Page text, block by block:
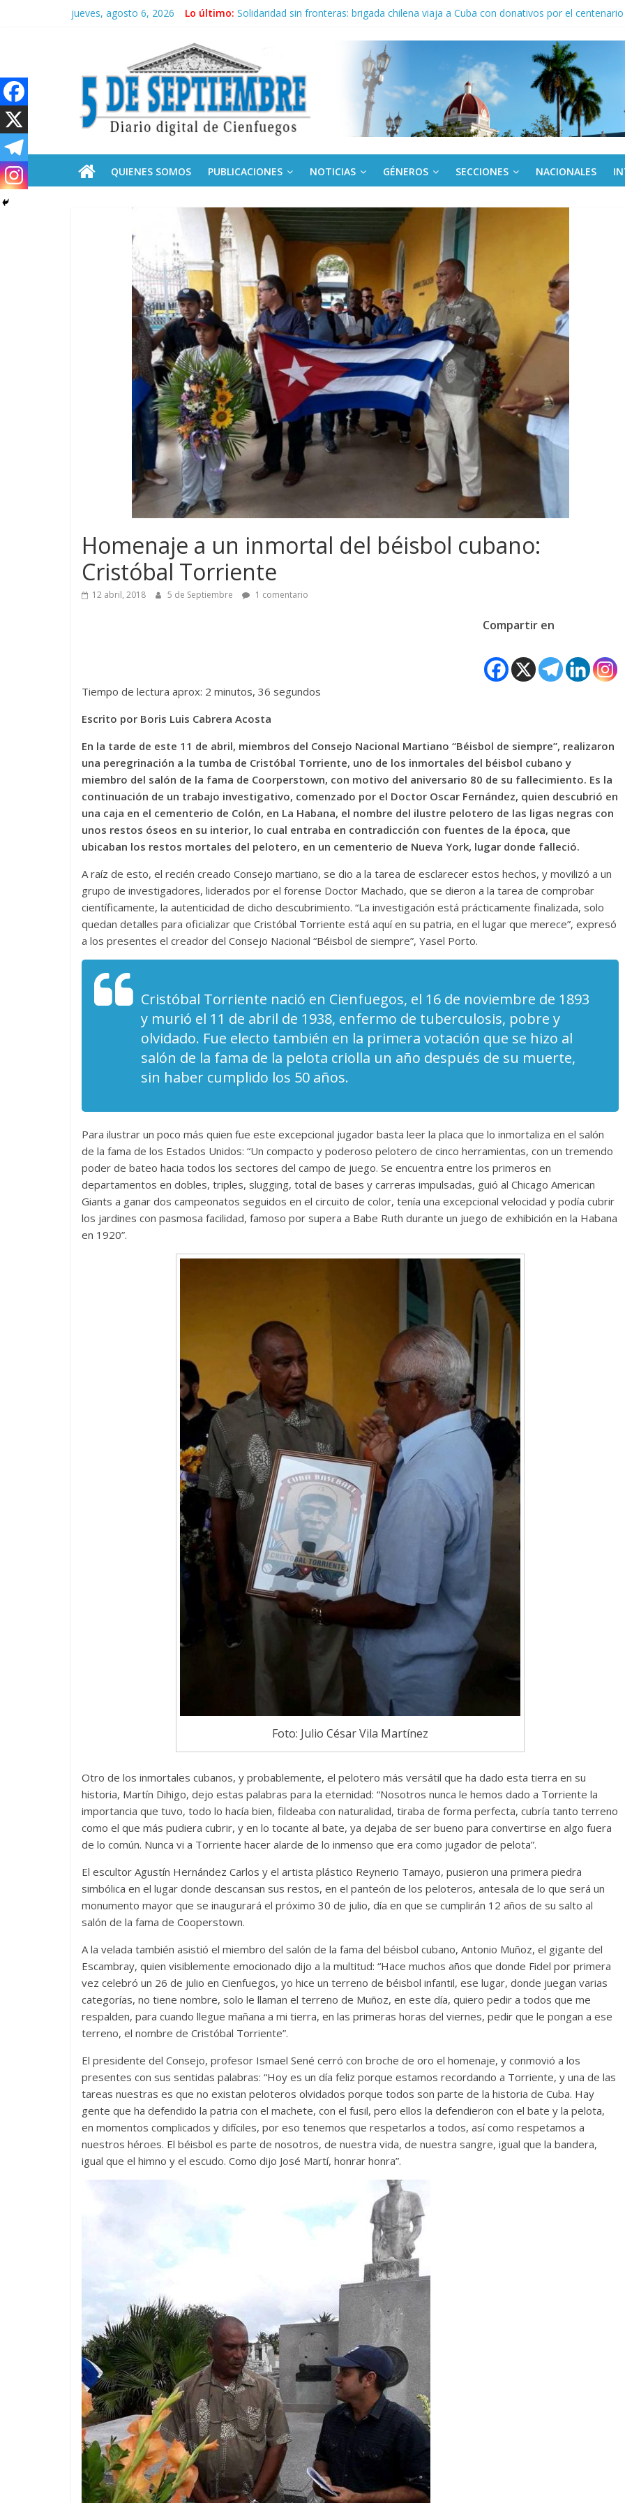
jueves, agosto 6, 2026 Lo último: “Junto a Fidel”: En imágenes la prensa cubana rinde tributo al Comandante (+ Fotos)
Operación Cuba Va: cien años, cien escuelas
Condecoró Díaz-Canel a brigada cubana que asistió en Venezuela
Siguen labores de rescate en escuela con desplome parcial en Cuba
Septiembre
Diario
de
Cienfuegos,QUIENES SOMOS PUBLICACIONES NOTICIAS GÉNEROS SECCIONES NACIONALES
Homenaje a un inmortal del béisbol cubano:
Cristóbal Torriente
12 abril, 2018 5 de Septiembre 1 comentario
Compartir en
Tiempo de lectura aprox: 2 minutos, 36 segundos
Escrito por Boris Luis Cabrera Acosta
En la tarde de este 11 de abril, miembros del Consejo Nacional Martiano “Béisbol de siempre”, realizaron
una peregrinación a la tumba de Cristóbal Torriente, uno de los inmortales del béisbol cubano y
miembro del salón de la fama de Coorperstown, con motivo del aniversario 80 de su fallecimiento. Es la
continuación de un trabajo investigativo, comenzado por el Doctor Oscar Fernández, quien descubrió en
una caja en el cementerio de Colón, en La Habana, el nombre del ilustre pelotero de las ligas negras con
unos restos óseos en su interior, lo cual entraba en contradicción con fuentes de la época, que
ubicaban los restos mortales del pelotero, en un cementerio de Nueva York, lugar donde falleció.
A raíz de esto, el recién creado Consejo martiano, se dio a la tarea de esclarecer estos hechos, y movilizó a un
grupo de investigadores, liderados por el forense Doctor Machado, que se dieron a la tarea de comprobar
científicamente, la autenticidad de dicho descubrimiento. “La investigación está prácticamente finalizada, solo
quedan detalles para oficializar que Cristóbal Torriente está aquí en su patria, en el lugar que merece”, expresó
a los presentes el creador del Consejo Nacional “Béisbol de siempre”, Yasel Porto.
Cristóbal Torriente nació en Cienfuegos, el 16 de noviembre de 1893
y murió el 11 de abril de 1938, enfermo de tuberculosis, pobre y
olvidado. Fue electo también en la primera votación que se hizo al
salón de la fama de la pelota criolla un año después de su muerte,
sin haber cumplido los 50 años.
Para ilustrar un poco más quien fue este excepcional jugador basta leer la placa que lo inmortaliza en el salón
de la fama de los Estados Unidos: “Un compacto y poderoso pelotero de cinco herramientas, con un tremendo
poder de bateo hacia todos los sectores del campo de juego. Se encuentra entre los primeros en
departamentos en dobles, triples, slugging, total de bases y carreras impulsadas, guió al Chicago American
Giants a ganar dos campeonatos seguidos en el circuito de color, tenía una excepcional velocidad y podía cubrir
los jardines con pasmosa facilidad, famoso por supera a Babe Ruth durante un juego de exhibición en la Habana
en 1920”.
Foto: Julio César Vila Martínez
Otro de los inmortales cubanos, y probablemente, el pelotero más versátil que ha dado esta tierra en su
historia, Martín Dihigo, dejo estas palabras para la eternidad: “Nosotros nunca le hemos dado a Torriente la
importancia que tuvo, todo lo hacía bien, fildeaba con naturalidad, tiraba de forma perfecta, cubría tanto terreno
como el que más pudiera cubrir, y en lo tocante al bate, ya dejaba de ser bueno para convertirse en algo fuera
de lo común. Nunca vi a Torriente hacer alarde de lo inmenso que era como jugador de pelota”.
El escultor Agustín Hernández Carlos y el artista plástico Reynerio Tamayo, pusieron una primera piedra
simbólica en el lugar donde descansan sus restos, en el panteón de los peloteros, antesala de lo que será un
monumento mayor que se inaugurará el próximo 30 de julio, día en que se cumplirán 12 años de su salto al
salón de la fama de Cooperstown.
A la velada también asistió el miembro del salón de la fama del béisbol cubano, Antonio Muñoz, el gigante del
Escambray, quien visiblemente emocionado dijo a la multitud: “Hace muchos años que donde Fidel por primera
vez celebró un 26 de julio en Cienfuegos, yo hice un terreno de béisbol infantil, ese lugar, donde juegan varias
categorías, no tiene nombre, solo le llaman el terreno de Muñoz, en este día, quiero pedir a todos que me
respalden, para cuando llegue mañana a mi tierra, en las primeras horas del viernes, pedir que le pongan a ese
terreno, el nombre de Cristóbal Torriente”.
El presidente del Consejo, profesor Ismael Sené cerró con broche de oro el homenaje, y conmovió a los
presentes con sus sentidas palabras: “Hoy es un día feliz porque estamos recordando a Torriente, y una de las
tareas nuestras es que no existan peloteros olvidados porque todos son parte de la historia de Cuba. Hay
gente que ha defendido la patria con el machete, con el fusil, pero ellos la defendieron con el bate y la pelota,
en momentos complicados y difíciles, por eso tenemos que respetarlos a todos, así como respetamos a
nuestros héroes. El béisbol es parte de nosotros, de nuestra vida, de nuestra sangre, igual que la bandera,
igual que el himno y el escudo. Como dijo José Martí, honrar honra”.
Cuento de hadas
interclasista en la alta
burguesía mexicana
30 diciembre, 2025
0
Cine macizo de
28 diciembre, 2025
0
Responso por el alma
0